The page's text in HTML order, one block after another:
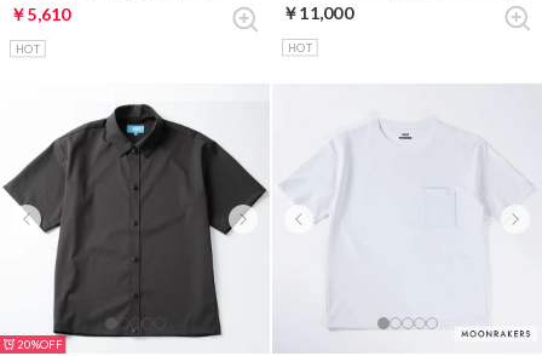
￥5,610
HOT
￥11,000
HOT
20%